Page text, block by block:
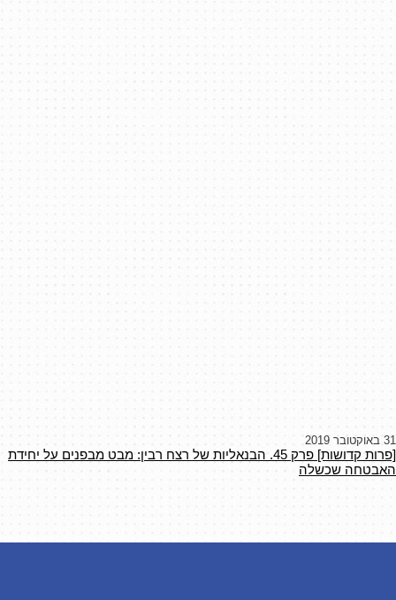
31 באוקטובר 2019
[פרות קדושות] פרק 45. הבנאליות של רצח רבין: מבט מבפנים על יחידת
האבטחה שכשלה